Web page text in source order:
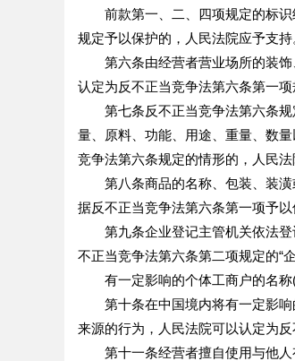
前款第一、二、四项规定的标识
规定予以保护的，人民法院应予支持
第六条由经营者营业场所的装饰
认定为反不正当竞争法第六条第一项
第七条反不正当竞争法第六条规
量、原料、功能、用途、重量、数
竞争法第六条规定的情形的，人民法
第八条商品的名称、包装、装潢
据反不正当竞争法第六条第一项予
第九条企业登记主管机关依法登
不正当竞争法第六条第二项规定的“企
有一定影响的个体工商户的名称(
第十条在中国境内将有一定影响
来源的行为，人民法院可以认定为反
第十一条经营者擅自使用与他人